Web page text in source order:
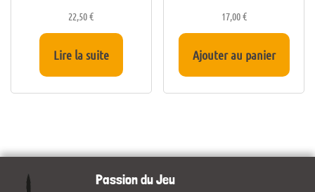
22,50€
Lire la suite
17,00€
Ajouter au panier
Passion du Jeu